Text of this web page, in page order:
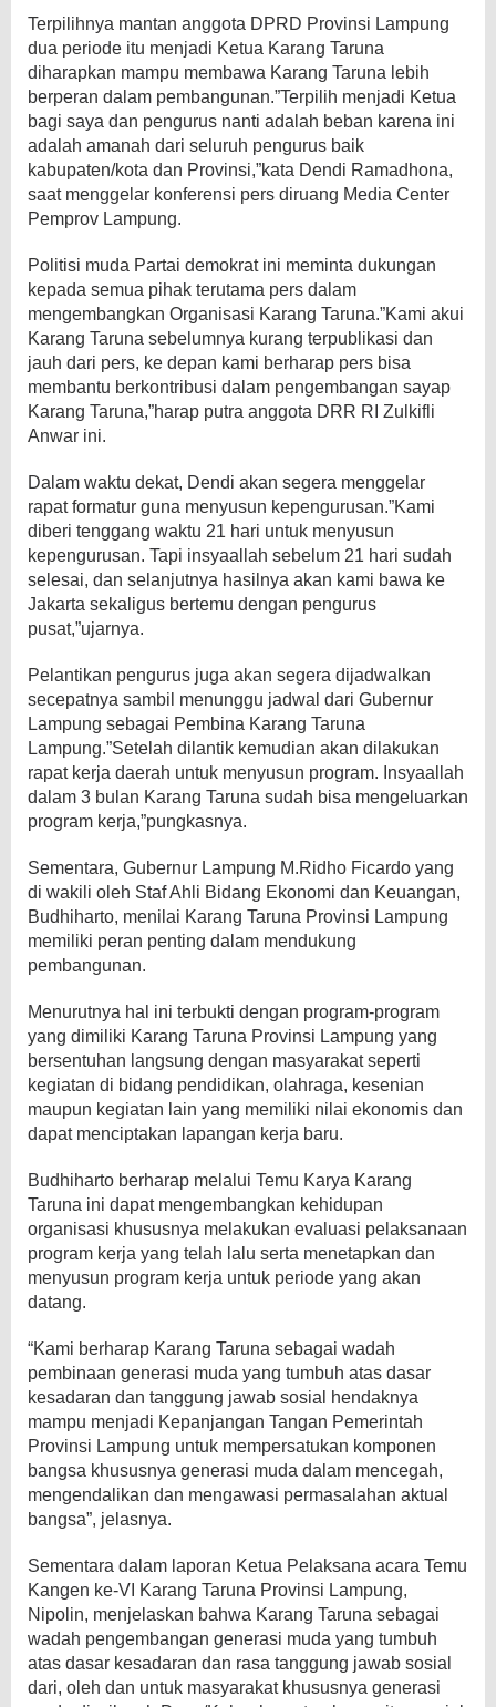
Terpilihnya mantan anggota DPRD Provinsi Lampung
dua periode itu menjadi Ketua Karang Taruna
diharapkan mampu membawa Karang Taruna lebih
berperan dalam pembangunan.”Terpilih menjadi Ketua
bagi saya dan pengurus nanti adalah beban karena ini
adalah amanah dari seluruh pengurus baik
kabupaten/kota dan Provinsi,”kata Dendi Ramadhona,
saat menggelar konferensi pers diruang Media Center
Pemprov Lampung.
Politisi muda Partai demokrat ini meminta dukungan
kepada semua pihak terutama pers dalam
mengembangkan Organisasi Karang Taruna.”Kami akui
Karang Taruna sebelumnya kurang terpublikasi dan
jauh dari pers, ke depan kami berharap pers bisa
membantu berkontribusi dalam pengembangan sayap
Karang Taruna,”harap putra anggota DRR RI Zulkifli
Anwar ini.
Dalam waktu dekat, Dendi akan segera menggelar
rapat formatur guna menyusun kepengurusan.”Kami
diberi tenggang waktu 21 hari untuk menyusun
kepengurusan. Tapi insyaallah sebelum 21 hari sudah
selesai, dan selanjutnya hasilnya akan kami bawa ke
Jakarta sekaligus bertemu dengan pengurus
pusat,”ujarnya.
Pelantikan pengurus juga akan segera dijadwalkan
secepatnya sambil menunggu jadwal dari Gubernur
Lampung sebagai Pembina Karang Taruna
Lampung.”Setelah dilantik kemudian akan dilakukan
rapat kerja daerah untuk menyusun program. Insyaallah
dalam 3 bulan Karang Taruna sudah bisa mengeluarkan
program kerja,”pungkasnya.
Sementara, Gubernur Lampung M.Ridho Ficardo yang
di wakili oleh Staf Ahli Bidang Ekonomi dan Keuangan,
Budhiharto, menilai Karang Taruna Provinsi Lampung
memiliki peran penting dalam mendukung
pembangunan.
Menurutnya hal ini terbukti dengan program-program
yang dimiliki Karang Taruna Provinsi Lampung yang
bersentuhan langsung dengan masyarakat seperti
kegiatan di bidang pendidikan, olahraga, kesenian
maupun kegiatan lain yang memiliki nilai ekonomis dan
dapat menciptakan lapangan kerja baru.
Budhiharto berharap melalui Temu Karya Karang
Taruna ini dapat mengembangkan kehidupan
organisasi khususnya melakukan evaluasi pelaksanaan
program kerja yang telah lalu serta menetapkan dan
menyusun program kerja untuk periode yang akan
datang.
“Kami berharap Karang Taruna sebagai wadah
pembinaan generasi muda yang tumbuh atas dasar
kesadaran dan tanggung jawab sosial hendaknya
mampu menjadi Kepanjangan Tangan Pemerintah
Provinsi Lampung untuk mempersatukan komponen
bangsa khususnya generasi muda dalam mencegah,
mengendalikan dan mengawasi permasalahan aktual
bangsa”, jelasnya.
Sementara dalam laporan Ketua Pelaksana acara Temu
Kangen ke-VI Karang Taruna Provinsi Lampung,
Nipolin, menjelaskan bahwa Karang Taruna sebagai
wadah pengembangan generasi muda yang tumbuh
atas dasar kesadaran dan rasa tanggung jawab sosial
dari, oleh dan untuk masyarakat khususnya generasi